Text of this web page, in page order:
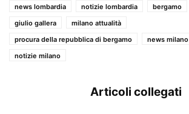
news lombardia
notizie lombardia bergamo
giulio gallera
milano attualità
procura della repubblica di bergamo
news milano
notizie milano
Articoli collegati